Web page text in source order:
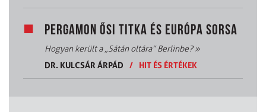
PERGAMON ŐSI TITKA ÉS EURÓPA SORSA
Hogyan került a „Sátán oltára” Berlinbe?»
DR. KULCSÁR ÁRPÁD
/ HIT ÉS ÉRTÉKEK